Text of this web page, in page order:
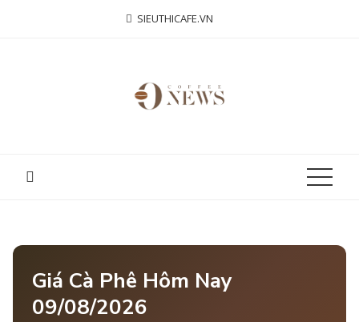
SIEUTHICAFE.VN
Giá Cà Phê Hôm Nay
09/08/2026